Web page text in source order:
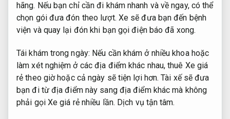
hãng. Nếu bạn chỉ cần đi khám nhanh và về ngay, có thể
chọn gói đưa đón theo lượt. Xe sẽ đưa bạn đến bệnh
viện và quay lại đón khi bạn gọi điện báo đã xong.
Tái khám trong ngày: Nếu cần khám ở nhiều khoa hoặc
làm xét nghiệm ở các địa điểm khác nhau, thuê Xe giá
rẻ theo giờ hoặc cả ngày sẽ tiện lợi hơn. Tài xế sẽ đưa
bạn đi từ địa điểm này sang địa điểm khác mà không
phải gọi Xe giá rẻ nhiều lần. Dịch vụ tận tâm.